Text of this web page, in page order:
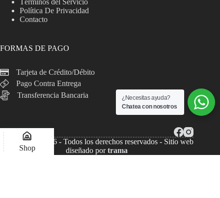
Términos del Servicio
Política De Privacidad
Contacto
FORMAS DE PAGO
Tarjeta de Crédito/Débito
Pago Contra Entrega
Transferencia Bancaria
Copyright © 2026 - Todos los derechos reservados - Sitio web
diseñado portrama
¿Necesitas ayuda?
Chatea con nosotros
Shop